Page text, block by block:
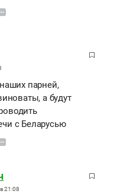
парней,
а будут
с Беларусью
21:08